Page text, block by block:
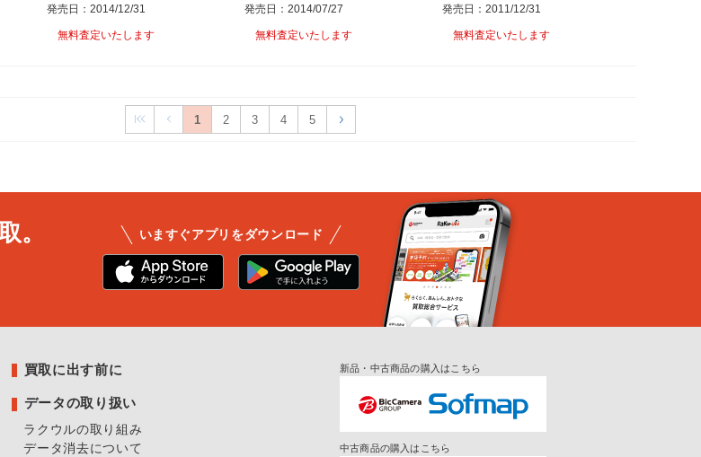
発売日：2014/12/31
無料査定いたします
発売日：2014/07/27
無料査定いたします
発売日：2011/12/31
無料査定いたします
1 2 3 4 5
。
いますぐアプリをダウンロード
買取に出す前に
データの取り扱い
ラクウルの取り組み
データ消去について
新品・中古商品の購入はこちら
中古商品の購入はこちら